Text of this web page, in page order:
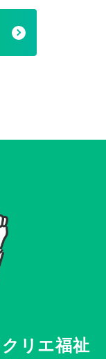
クリエ福祉